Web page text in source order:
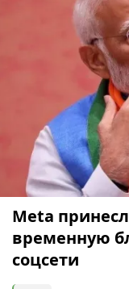
Meta
временную
соцсети